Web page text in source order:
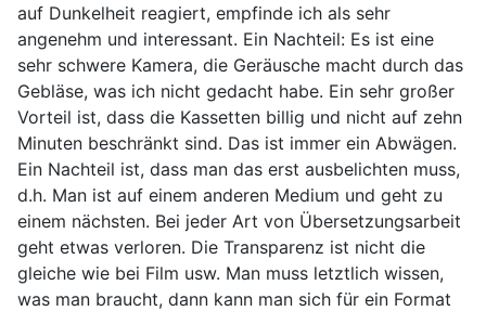
auf Dunkelheit reagiert, empfinde ich als sehr
angenehm und interessant. Ein Nachteil: Es ist eine
sehr schwere Kamera, die Geräusche macht durch das
Gebläse, was ich nicht gedacht habe. Ein sehr großer
Vorteil ist, dass die Kassetten billig und nicht auf zehn
Minuten beschränkt sind. Das ist immer ein Abwägen.
Ein Nachteil ist, dass man das erst ausbelichten muss,
d.h. Man ist auf einem anderen Medium und geht zu
einem nächsten. Bei jeder Art von Übersetzungsarbeit
geht etwas verloren. Die Transparenz ist nicht die
gleiche wie bei Film usw. Man muss letztlich wissen,
was man braucht, dann kann man sich für ein Format